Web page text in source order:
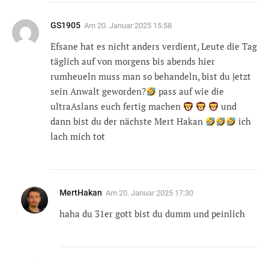
GS1905 Am 20. Januar 2025 15:58
Efsane hat es nicht anders verdient, Leute die Tag
täglich auf von morgens bis abends hier
rumheueln muss man so behandeln, bist du jetzt
sein Anwalt geworden?
pass auf wie die
ultraAslans euch fertig machen
und
dann bist du der nächste Mert Hakan
ich
lach mich tot
MertHakan Am 20. Januar 2025 17:30
haha du 31er gott bist du dumm und peinlich